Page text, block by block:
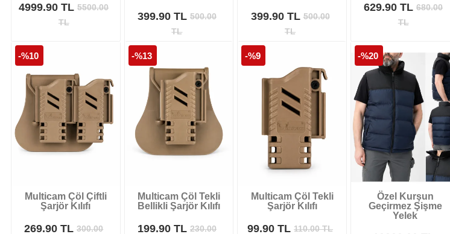
4999.90 TL5500.00
TL
399.90 TL 500.00
TL
399.90 TL 500.00
TL
629.90 TL680.00
TL
-%10
Multicam Çöl Çiftli
Şarjör Kılıfı
269.90 TL300.00
-%13
Multicam Çöl Tekli
Bellikli Şarjör Kılıfı
199.90 TL 230.00
-%9
Multicam Çöl Tekli
Şarjör Kılıfı
99.90 TL110.00TL
-%20
Özel Kurşun
Geçirmez Şişme
Yelek